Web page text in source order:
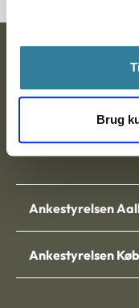
Brug
Postadresse:
Nytorv 7, 2. sal
9000 Aalborg
Ankestyrelsen
Ankestyrelsen